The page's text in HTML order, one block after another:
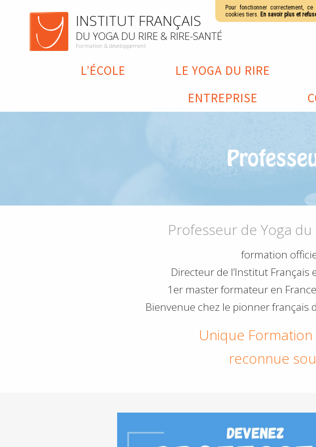
INSTITUT FRANÇAIS
DU YOGA DU RIRE & RIRE-SANTÉ
Formation & développement
L’ÉCOLE LE YOGA DU RIRE
ENTREPRISE
Professeur de Yoga
formation
Directeur de l’Institut
1er master formateur en
Bienvenue chez le pionner français
Unique
reconnue